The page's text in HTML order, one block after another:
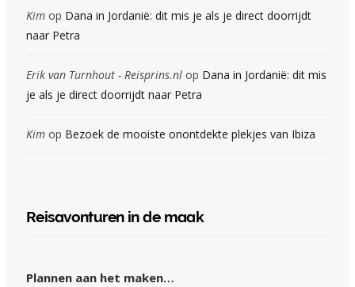
Kim op Dana in Jordanië: dit mis je als je direct doorrijdt
naar Petra
Erik van Turnhout - Reisprins.nl op Dana in Jordanië: dit mis
je als je direct doorrijdt naar Petra
Kim op Bezoek de mooiste onontdekte plekjes van Ibiza
Reisavonturen in de maak
Plannen aan het maken…